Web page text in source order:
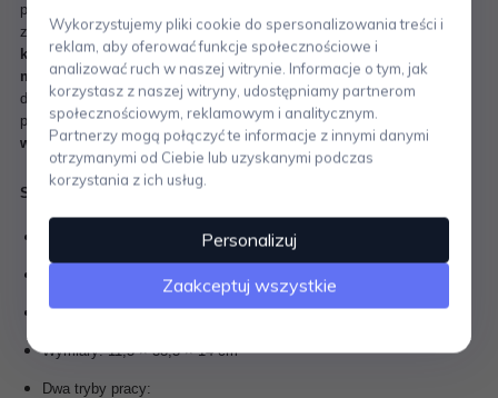
pozwala dopasować sposób użytkowania do aktualnych potrzeb. W
zestawie znajdują się wymienne końcówki, w tymspecjalna
końcówka do płynóworaz wąska ssawka do trudno dostępnych
miejsc. Dziękikompaktowym wymiaromSG67 jest poręczny, łatwy
do przechowywania i gotowy do działania zawsze, gdy go
potrzebujesz. Towięcej niż odkurzacz – to stylowy element
wyposażenia nowoczesnego domu .
Specyfikacja produktu: Ręczny odkurzacz SG67 – Alessi
Projekt: Stefano Giovannoni, 2004
Kolor: srebrny z czarnymi detalami
Wymiary: 11,5 × 38,5 × 14 cm
Dwa tryby pracy:
Wykorzystujemy pliki cookie do spersonalizowania treści i
reklam, aby oferować funkcje społecznościowe i
analizować ruch w naszej witrynie. Informacje o tym, jak
korzystasz z naszej witryny, udostępniamy partnerom
społecznościowym, reklamowym i analitycznym.
Partnerzy mogą połączyć te informacje z innymi danymi
otrzymanymi od Ciebie lub uzyskanymi podczas
korzystania z ich usług.
Personalizuj
Zaakceptuj wszystkie